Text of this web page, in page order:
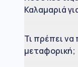
Καλαμαριά
Τι πρέπει
μεταφορική;